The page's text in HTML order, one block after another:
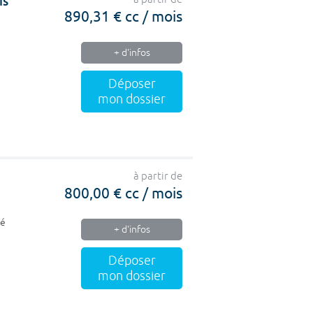
890,31 € cc / mois
+ d'infos
Déposer
mon dossier
à partir de
800,00 € cc / mois
+ d'infos
Déposer
mon dossier